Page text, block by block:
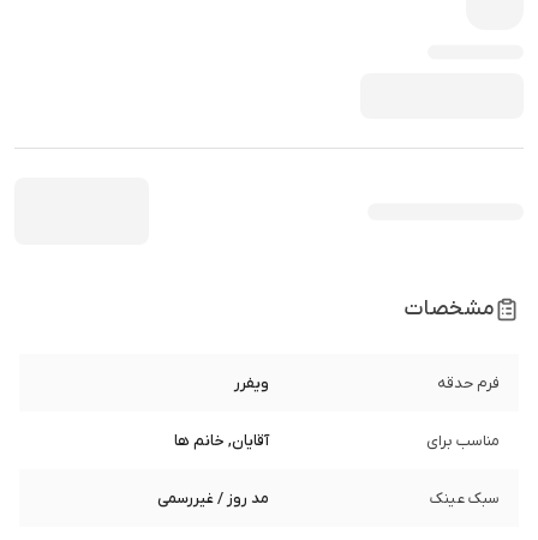
مشخصات
فرم حدقه ویفرر
مناسب برای آقایان, خانم ها
سبک عینک مد روز / غیررسمی